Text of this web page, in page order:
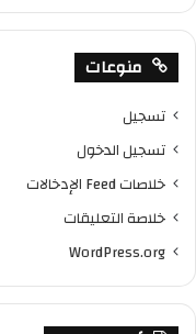
منوعات
تسجيل
تسجيل الدخول
خلاصات Feed الإدخالات
خلاصة التعليقات
WordPress.org